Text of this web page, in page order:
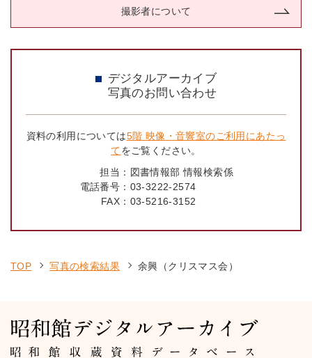
撮影者について
デジタルアーカイブ
写真のお問い合わせ
資料の利用については5階 映像・音響室のご利用にあたっ
てをご覧ください。
担当： 図書情報部 情報検索係
電話番号： 03-3222-2574
FAX： 03-5216-3152
TOP 写真の検索結果 余興（クリスマス会）